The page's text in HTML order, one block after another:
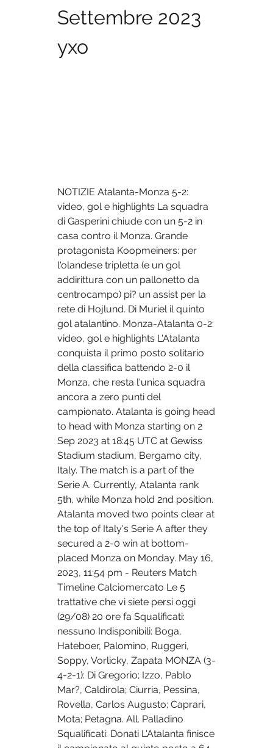
Settembre 2023
yxo
NOTIZIE Atalanta-Monza 5-2:
video, gol e highlights La squadra
di Gasperini chiude con un 5-2 in
casa contro il Monza. Grande
protagonista Koopmeiners: per
l'olandese tripletta (e un gol
addirittura con un pallonetto da
centrocampo) pi? un assist per la
rete di Hojlund. Di Muriel il quinto
gol atalantino. Monza-Atalanta 0-2:
video, gol e highlights L'Atalanta
conquista il primo posto solitario
della classifica battendo 2-0 il
Monza, che resta l'unica squadra
ancora a zero punti del
campionato. Atalanta is going head
to head with Monza starting on 2
Sep 2023 at 18:45 UTC at Gewiss
Stadium stadium, Bergamo city,
Italy. The match is a part of the
Serie A. Currently, Atalanta rank
5th, while Monza hold 2nd position.
Atalanta moved two points clear at
the top of Italy's Serie A after they
secured a 2-0 win at bottom-
placed Monza on Monday. May 16,
2023, 11:54 pm - Reuters Match
Timeline Calciomercato Le 5
trattative che vi siete persi oggi
(29/08) 20 ore fa Squalificati:
nessuno Indisponibili: Boga,
Hateboer, Palomino, Ruggeri,
Soppy, Vorlicky, Zapata MONZA (3-
4-2-1): Di Gregorio; Izzo, Pablo
Mar?, Caldirola; Ciurria, Pessina,
Rovella, Carlos Augusto; Caprari,
Mota; Petagna. All. Palladino
Squalificati: Donati L'Atalanta finisce